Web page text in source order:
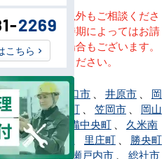
※記載地域以外もご相談くださ
い。地域・時期によってはお請
けできない場合もございます。
直接ご相談ください。
赤磐市、浅口市 井原市
岡
山市 、鏡野町 笠岡市
岡山
市北区、吉備中央町
久米南
町、倉敷市 里庄町
勝央町
、新庄村、 瀬戸内市
総社市
2269
こちら